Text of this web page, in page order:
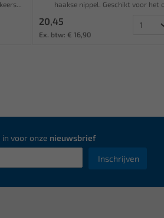
haakse nippel. Geschikt voor het
20,45
Ex. btw: € 16,90
voor onze nieuwsbrief
Inschrijven